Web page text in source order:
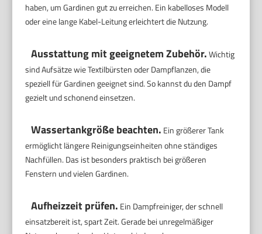
haben, um Gardinen gut zu erreichen. Ein kabelloses Modell
oder eine lange Kabel-Leitung erleichtert die Nutzung.
Ausstattung mit geeignetem Zubehör.Wichtig
sind Aufsätze wie Textilbürsten oder Dampflanzen, die
speziell für Gardinen geeignet sind. So kannst du den Dampf
gezielt und schonend einsetzen.
Wassertankgröße beachten. Ein größerer Tank
ermöglicht längere Reinigungseinheiten ohne ständiges
Nachfüllen. Das ist besonders praktisch bei größeren
Fenstern und vielen Gardinen.
Aufheizzeit prüfen. Ein Dampfreiniger, der schnell
einsatzbereit ist, spart Zeit. Gerade bei unregelmäßiger